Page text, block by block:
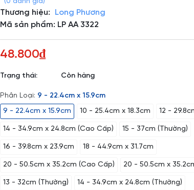
Thương hiệu:
Long Phương
Mã sản phẩm: LP AA 3322
48.800₫
Trạng thái: Còn hàng
Phân Loại: 9 - 22.4cm x 15.9cm
9 - 22.4cm x 15.9cm
10 - 25.4cm x 18.3cm 12 -
14 - 34.9cm x 24.8cm (Cao Cấp) 15 - 37cm (Thường)
16 - 39.8cm x 23.9cm 18 - 44.9cm x 31.7cm
20 - 50.5cm x 35.2cm (Cao Cấp) 20 - 50.5cm x
13 - 32cm (Thường) 14 - 34.9cm x 24.8cm (Thường)